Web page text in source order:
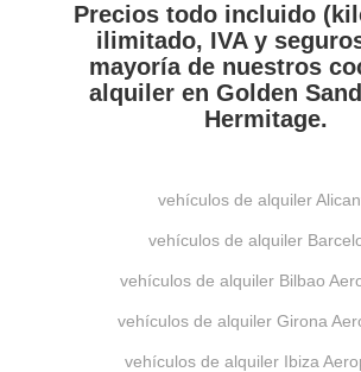
Precios todo incluido
ilimitado, IVA y
mayoría de nuestros
alquiler en Golden
Hermitage.
vehículos de alquiler
vehículos de alquiler
vehículos de alquiler Bilbao
vehículos de alquiler Girona
vehículos de alquiler Ibiza